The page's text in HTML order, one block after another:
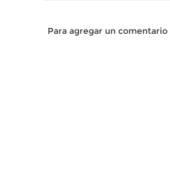
Para agregar un comentario